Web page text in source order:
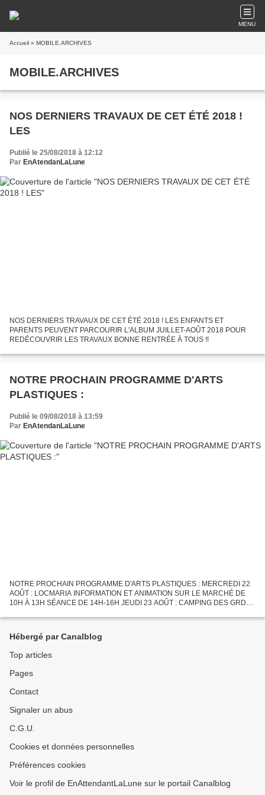
MENU
Accueil » MOBILE.ARCHIVES
MOBILE.ARCHIVES
NOS DERNIERS TRAVAUX DE CET ÉTÉ 2018 !
LES
Publié le 25/08/2018 à 12:12
Par EnAtendanLaLune
NOS DERNIERS TRAVAUX DE CET ÉTÉ 2018 ! LES ENFANTS ET
PARENTS PEUVENT PARCOURIR L'ALBUM JUILLET-AOÛT 2018 POUR
REDÉCOUVRIR LES TRAVAUX BONNE RENTRÉE À TOUS !!
NOTRE PROCHAIN PROGRAMME D'ARTS
PLASTIQUES :
Publié le 09/08/2018 à 13:59
Par EnAtendanLaLune
NOTRE PROCHAIN PROGRAMME D'ARTS PLASTIQUES : MERCREDI 22
AOÛT : LOCMARIA INFORMATION ET ANIMATION SUR LE MARCHÉ DE
10H À 13H SÉANCE DE 14H-16H JEUDI 23 AOÛT : CAMPING DES GRDS
LOCMARIA SÉANCE À 10H30...
Hébergé par Canalblog
Top articles
Pages
Contact
Signaler un abus
C.G.U.
Cookies et données personnelles
Préférences cookies
Voir le profil de EnAttendantLaLune sur le portail Canalblog